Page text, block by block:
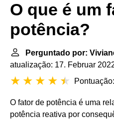
O que é um
potência?
Perguntado por:
atualização: 17. Februar
O fator de potência é uma
potência reativa por